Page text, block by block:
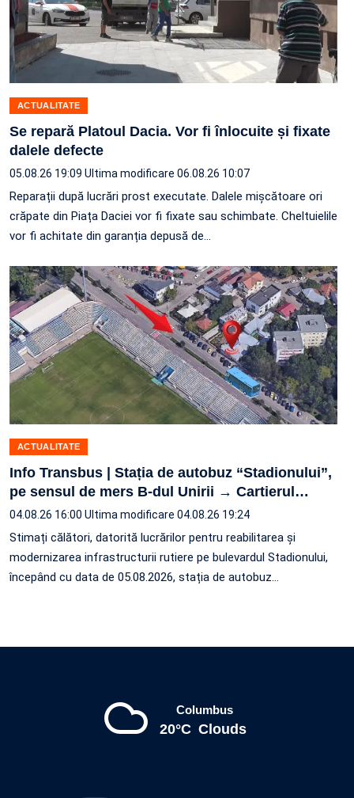
ACTUALITATE
Se repară Platoul Dacia. Vor fi înlocuite și fixate
dalele defecte
05.08.26 19:09 Ultima modificare 06.08.26 10:07
Reparații după lucrări prost executate. Dalele mișcătoare ori
crăpate din Piața Daciei vor fi fixate sau schimbate. Cheltuielile
vor fi achitate din garanția depusă de…
ACTUALITATE
Info Transbus | Stația de autobuz “Stadionului”,
pe sensul de mers B-dul Unirii → Cartierul…
04.08.26 16:00 Ultima modificare 04.08.26 19:24
Stimați călători, datorită lucrărilor pentru reabilitarea și
modernizarea infrastructurii rutiere pe bulevardul Stadionului,
începând cu data de 05.08.2026, stația de autobuz…
Columbus
20°C Clouds